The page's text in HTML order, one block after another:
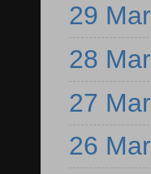
29 Mar
28 Mar
27 Mar
26 Mar